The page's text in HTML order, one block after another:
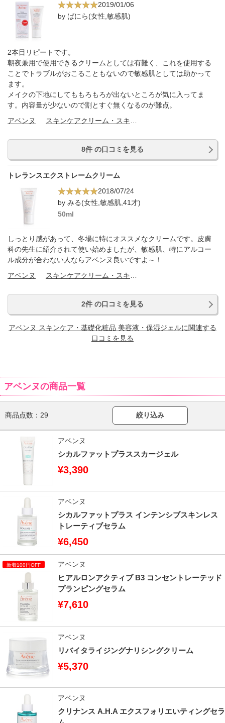
2019/01/06
by ばにら(女性,敏感肌)
2本目リピートです。
朝夜兼用で使用できるクリームとしては有難く、これを使用する
ことでトラブルがおこることもないので敏感肌としては助かって
ます。
メイクの下地にしてももろもろが出ないところが気に入ってま
す。内容量が少ないので割とすぐ無くなるのが難点。
アベンヌ
8件 の口コミを見る
トレランスエクストレームクリーム
2018/07/24
by みる(女性,敏感肌,41才)
50ml
しっとり感があって、冬場に特にオススメなクリームです。皮膚
科の先生に紹介されて使い始めましたが、敏感肌、特にアルコー
ル成分が合わない人ならアベンヌ良いですよ～！
アベンヌ
2件 の口コミを見る
アベンヌ スキンケア・基礎化粧品 美容液・保湿ジェルに関連する
口コミを見る
アベンヌの商品一覧
商品点数： 29 絞り込み
アベンヌ
シカルファットプラススカージェル
¥3,390
アベンヌ
シカルファットプラス インテンシブスキンレス
トレーティブセラム
¥6,450
アベンヌ
ヒアルロンアクティブ B3 コンセントレーテッド
プランピングセラム
¥7,610
アベンヌ
リバイタライジングナリシングクリーム
¥5,370
アベンヌ
クリナンス A.H.A エクスフォリエいティングセラ